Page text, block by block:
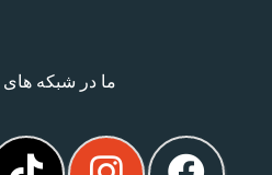
ما در شبکه